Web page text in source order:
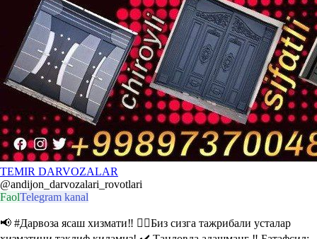
TEMIR DARVOZALAR
@andijon_darvozalari_rovotlari
FaolTelegram kanal
📢 #Дарвоза ясаш хизмати‼️ 👷‍♂️Биз сизга тажрибали усталар